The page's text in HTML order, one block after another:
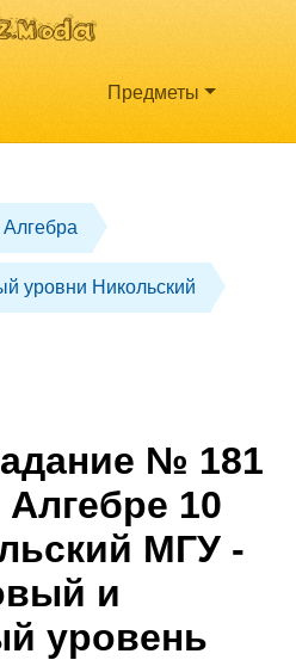
Предметы
Алгебра
уровни Никольский
№ 181
10
МГУ -
и
уровень